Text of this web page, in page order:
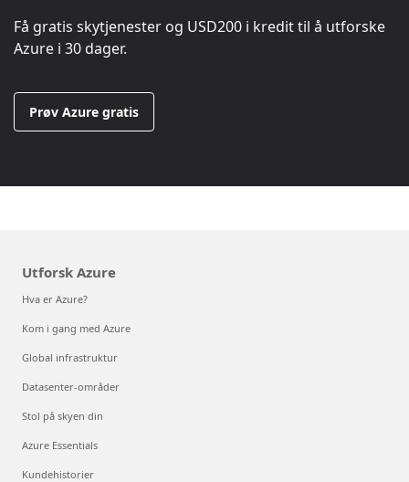
Få gratis skytjenester og USD200 i kredit til å utforske
Azure i 30 dager.
Prøv Azure gratis
Utforsk Azure
Hva er Azure?
Kom i gang med Azure
Global infrastruktur
Datasenter-områder
Stol på skyen din
Azure Essentials
Kundehistorier